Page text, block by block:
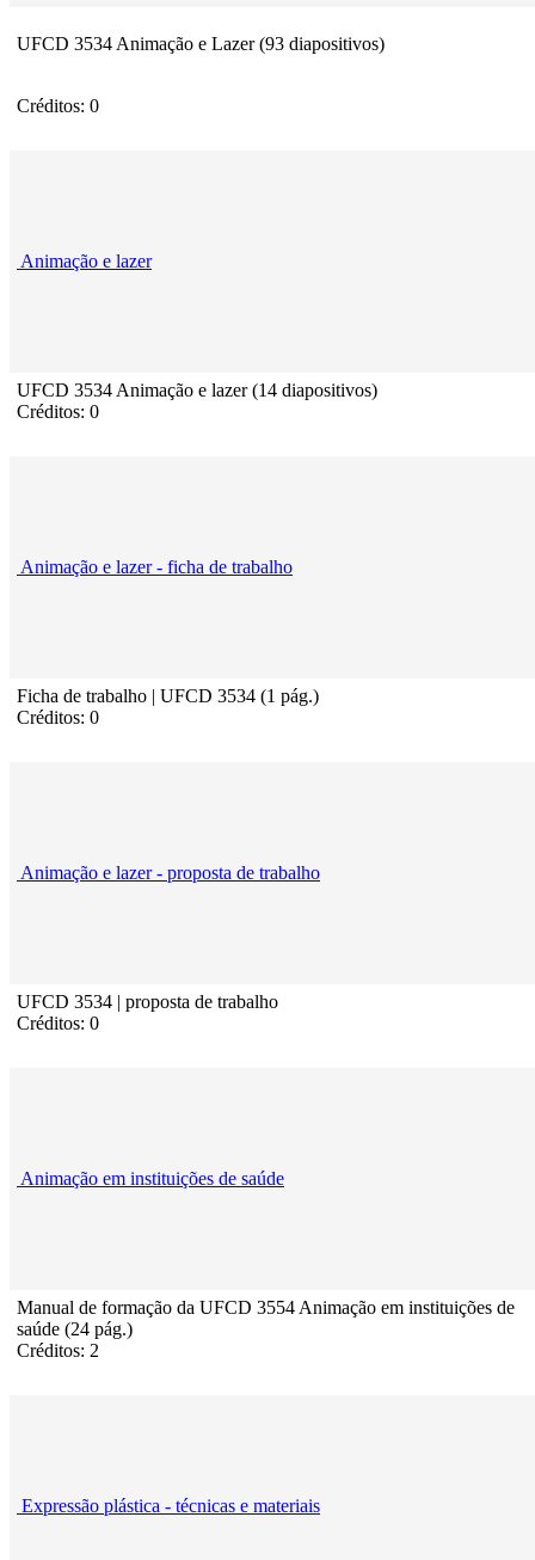
UFCD 3534 Animação e Lazer (93 diapositivos)
Créditos: 0
Animação e lazer
UFCD 3534 Animação e lazer (14 diapositivos)
Créditos: 0
Animação e lazer - ficha de trabalho
Ficha de trabalho | UFCD 3534 (1 pág.)
Créditos: 0
Animação e lazer - proposta de trabalho
UFCD 3534 | proposta de trabalho
Créditos: 0
Animação em instituições de saúde
Manual de formação da UFCD 3554 Animação em instituições de
saúde (24 pág.)
Créditos: 2
Expressão plástica - técnicas e materiais